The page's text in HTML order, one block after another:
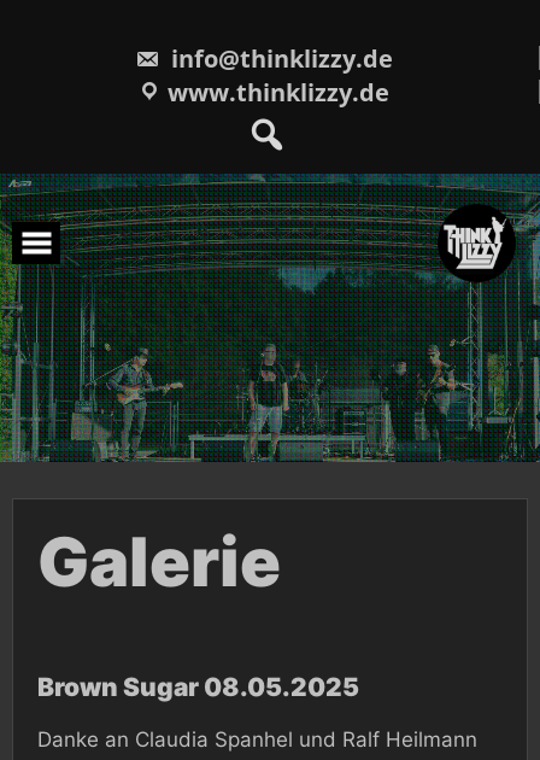
info@thinklizzy.de
www.thinklizzy.de
Galerie
Brown Sugar 08.05.2025
Danke an Claudia Spanhel und Ralf Heilmann